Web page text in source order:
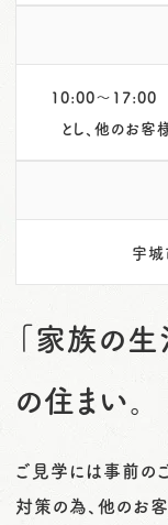
10:00～17:00
とし、他のお客
宇
「家族の
の住まい。
ご見学には事前の
対策の為、他のお